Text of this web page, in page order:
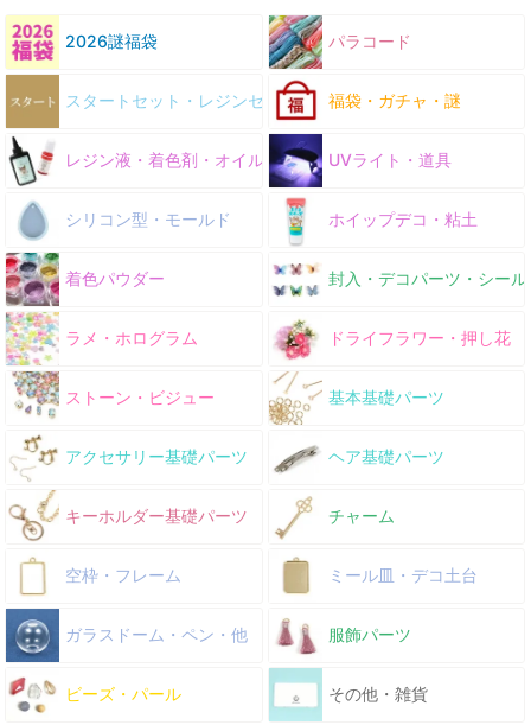
2026謎福袋 パラコード
スタートセット・レジンセット 福袋・ガチャ・謎
レジン液・着色剤・オイル UVライト・道具
シリコン型・モールド ホイップデコ・粘土
着色パウダー 封入・デコパーツ・シール
ラメ・ホログラム ドライフラワー・押し花
ストーン・ビジュー 基本基礎パーツ
アクセサリー基礎パーツ ヘア基礎パーツ
キーホルダー基礎パーツ チャーム
空枠・フレーム ミール皿・デコ土台
ガラスドーム・ペン・他 服飾パーツ
ビーズ・パール その他・雑貨